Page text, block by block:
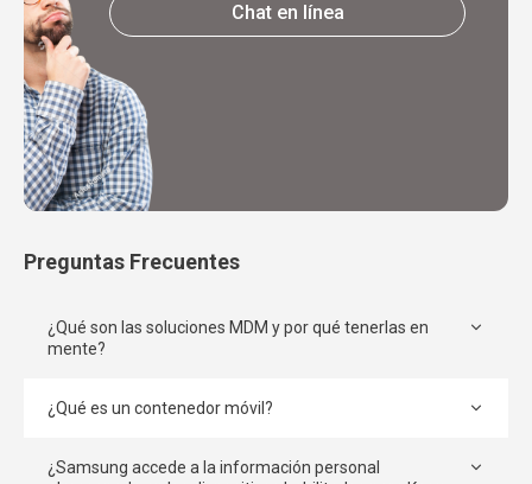
Chat en línea
Preguntas Frecuentes
¿Qué son las soluciones MDM y por qué tenerlas en
mente?
¿Qué es un contenedor móvil?
¿Samsung accede a la información personal